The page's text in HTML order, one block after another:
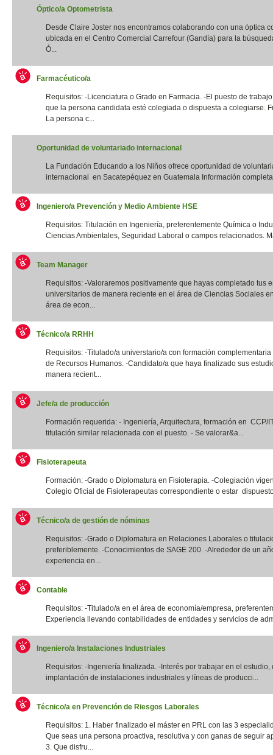
Óptico/a Optometrista
Desde Claire Joster nos encontramos colaborando con una óptica
ubicada en el Centro Comercial Carrefour (Gandía) para la
Ó...
Farmacéutico/a
Requisitos: -Licenciatura o Grado en Farmacia. -El puesto de
que la persona candidata esté colegiada o dispuesta a colegiarse.
La persona c...
Oportunidad de voluntariado internacional
La Fundación Educando a los Niños ofrece oportunidad de
internacional en Sacatepéquez en Guatemala Información
Ingeniero/a Prevención y Medio Ambiente HSE
Requisitos: Titulación en Ingeniería, preferentemente Química o
Ciencias Ambientales, Seguridad Laboral o campos relacionados.
Team Manager
Requisitos: -Valoraremos positivamente que hayas completado tus
universitarios de manera reciente en el área de Ciencias Sociales
área de econ...
Técnico/a RRHH
Requisitos: -Titulado/a universtario/a con formación
de Recursos Humanos. -Candidato/a que haya finalizado sus
manera recient...
Jefe/a de producción
Formación requerida: - Ingeniería, Arquitectura, formación en CCP/
titulación similar relacionada con el puesto. - Se valorar&a...
Fisioterapeuta
Formación: -Grado o Diplomatura en Fisioterapia. -Colegiación
Colegio Oficial de Fisioterapeutas correspondiente o estar
Técnico/a de gestión de nóminas
Requisitos: -Grado o Diplomatura en Relaciones Laborales o
preferiblemente. -Conocimientos de SAGE 200. -Alrededor de un
experiencia en...
Contable
Requisitos: -Titulado/a en el área de economía/empresa,
Experiencia llevando contabilidades de entidades y servicios de
Ingeniero/a Instalaciones Industriales
Requisitos: -Ingeniería finalizada. -Interés por trabajar en el estudio,
implantación de instalaciones industriales y líneas de producci...
Técnico/a en Prevención de Riesgos Laborales
Requisitos: 1. Haber finalizado el máster en PRL con las 3
Que seas una persona proactiva, resolutiva y con ganas de seguir
3. Que disfru...